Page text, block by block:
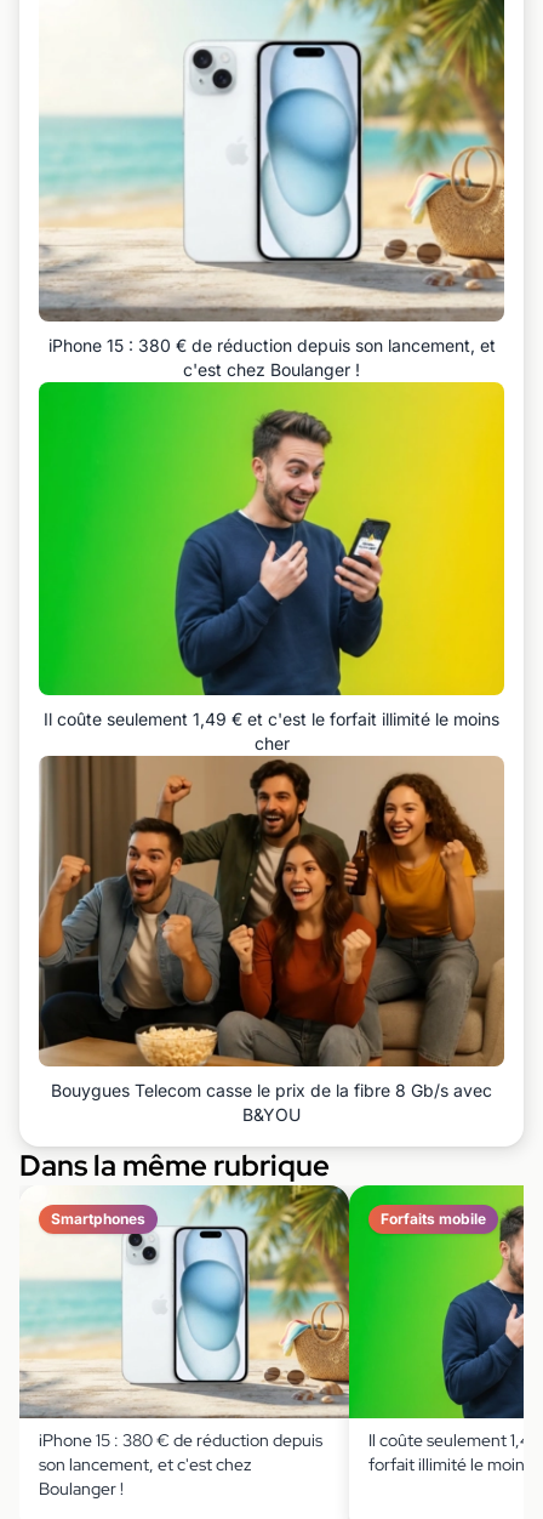
iPhone 15 : 380 € de réduction depuis son lancement, et
c'est chez Boulanger !
Il coûte seulement 1,49 € et c'est le forfait illimité le moins
cher
Bouygues Telecom casse le prix de la fibre 8 Gb/s avec
B&YOU
Dans la même rubrique
Smartphones
iPhone 15 : 380 € de réduction depuis
son lancement, et c'est chez
Boulanger !
Forfaits mobile
Il coûte seulement
forfait illimité le moins